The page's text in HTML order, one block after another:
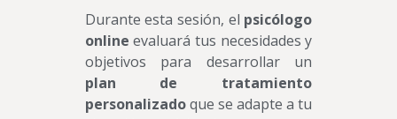
Durante esta sesión, el psicólogo
online evaluará tus necesidades y
objetivos para desarrollar un
plan de tratamiento
personalizadoque se adapte a tu